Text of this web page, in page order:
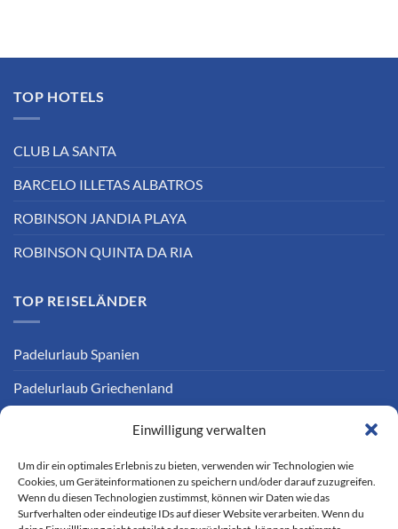
Einwilligung verwalten
Um dir ein optimales Erlebnis zu bieten, verwenden wir Technologien wie
Cookies, um Geräteinformationen zu speichern und/oder darauf zuzugreifen.
Wenn du diesen Technologien zustimmst, können wir Daten wie das
Surfverhalten oder eindeutige IDs auf dieser Website verarbeiten. Wenn du
TOP HOTELS
CLUB LA SANTA
BARCELO ILLETAS ALBATROS
ROBINSON JANDIA PLAYA
ROBINSON QUINTA DA RIA
TOP REISELÄNDER
Padelurlaub Spanien
Padelurlaub Griechenland
INFORMATIONEN
Padel Ratgeber
Kontakt